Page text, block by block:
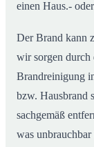
einen Haus.-
Der Brand kann
wir sorgen durch
Brandreinigung
bzw. Hausbrand
sachgemäß
was